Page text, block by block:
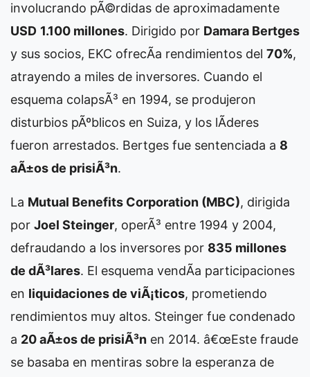
involucrando pÃ©rdidas de aproximadamente
USD 1.100 millones. Dirigido por Damara Bertges
y sus socios, EKC ofrecÃ­a rendimientos del 70%,
atrayendo a miles de inversores. Cuando el
esquema colapsÃ³ en 1994, se produjeron
disturbios pÃºblicos en Suiza, y los lÃ­deres
fueron arrestados. Bertges fue sentenciada a 8
aÃ±os de prisiÃ³n.
La Mutual Benefits Corporation (MBC), dirigida
por Joel Steinger, operÃ³ entre 1994 y 2004,
defraudando a los inversores por 835 millones
de dÃ³lares. El esquema vendÃ­a participaciones
en liquidaciones de viÃ¡ticos, prometiendo
rendimientos muy altos. Steinger fue condenado
a 20 aÃ±os de prisiÃ³n en 2014. â€œEste fraude
se basaba en mentiras sobre la esperanza de